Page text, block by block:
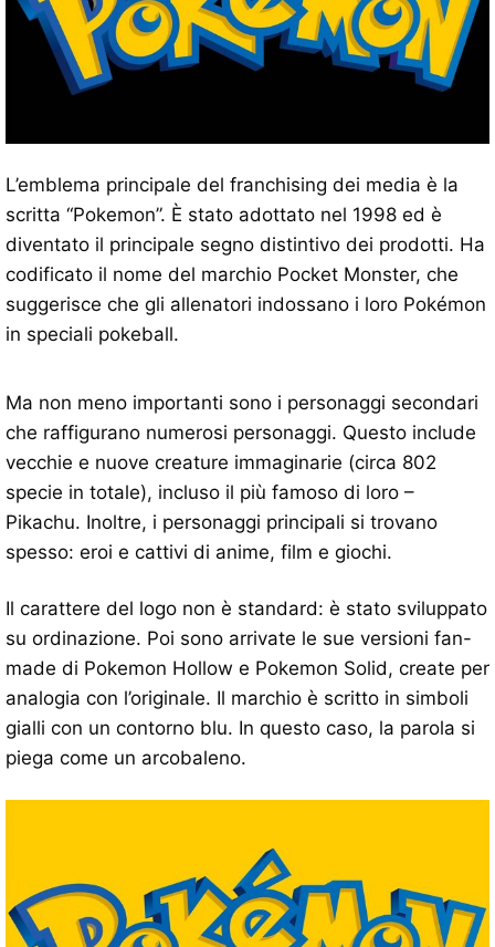
L’emblema principale del franchising dei media è la
scritta “Pokemon”. È stato adottato nel 1998 ed è
diventato il principale segno distintivo dei prodotti. Ha
codificato il nome del marchio Pocket Monster, che
suggerisce che gli allenatori indossano i loro Pokémon
in speciali pokeball.
Ma non meno importanti sono i personaggi secondari
che raffigurano numerosi personaggi. Questo include
vecchie e nuove creature immaginarie (circa 802
specie in totale), incluso il più famoso di loro –
Pikachu. Inoltre, i personaggi principali si trovano
spesso: eroi e cattivi di anime, film e giochi.
Il carattere del logo non è standard: è stato sviluppato
su ordinazione. Poi sono arrivate le sue versioni fan-
made di Pokemon Hollow e Pokemon Solid, create per
analogia con l’originale. Il marchio è scritto in simboli
gialli con un contorno blu. In questo caso, la parola si
piega come un arcobaleno.